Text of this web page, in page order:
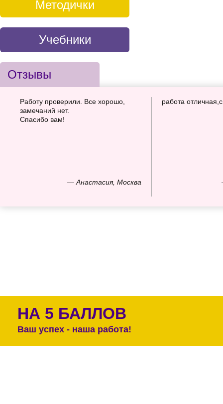
Методички
Учебники
Отзывы
— Анастасия, Москва
Работу проверили. Все хорошо,
замечаний нет.
Спасибо вам!
работа
НА 5 БАЛЛОВ
Ваш успех - наша работа!